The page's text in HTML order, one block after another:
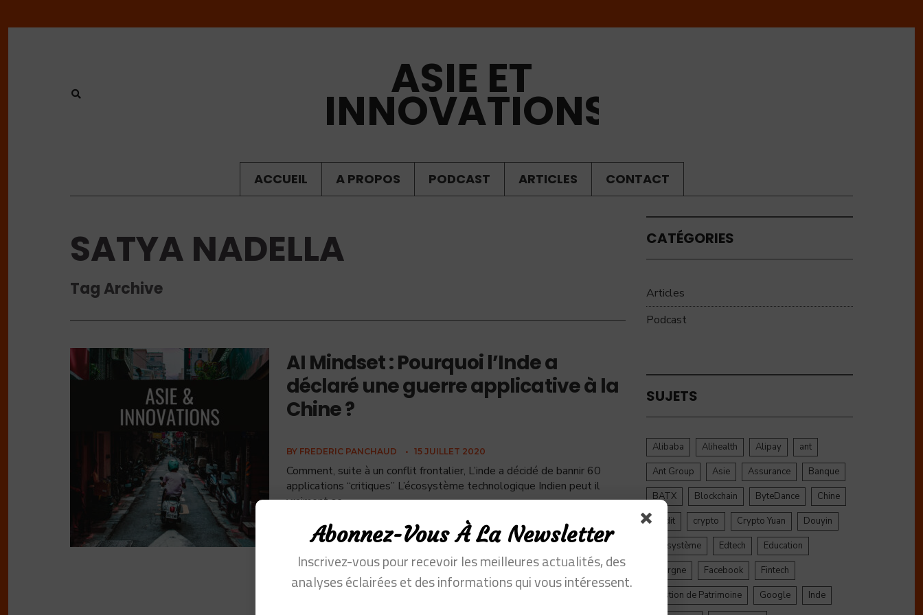
ASIE ET
INNOVATIONS
ACCUEIL A PROPOS PODCAST ARTICLES CONTACT
SATYA NADELLA
Tag Archive
AI Mindset : Pourquoi l’Inde a
déclaré une guerre applicative à la
Chine ?
BY FREDERIC PANCHAUD • 15 JUILLET 2020
Comment, suite à un conflit frontalier, L’inde a décidé de bannir 60
applications “critiques” L’écosystème technologique Indien peut il
vraiment se...
CATÉGORIES
Articles
Podcast
SUJETS
Alibaba Alihealth Alipay
ant
Ant Group
Asie Assurance
Banque
BATX
Blockchain ByteDance
Chine
credit
crypto Crypto Yuan
Douyin
Ecosystème
Edtech
Education
Epargne
Facebook
Fintech
Gestion de Patrimoine
Google
Inde
Abonnez-Vous À La Newsletter
Inscrivez-vous pour recevoir les meilleures actualités, des
analyses éclairées et des informations qui vous intéressent.